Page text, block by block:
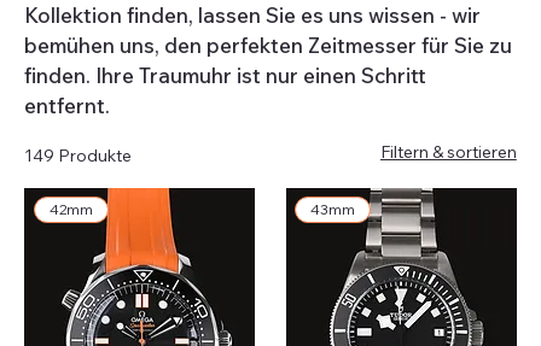
Kollektion finden, lassen Sie es uns wissen - wir
bemühen uns, den perfekten Zeitmesser für Sie zu
finden. Ihre Traumuhr ist nur einen Schritt
entfernt.
149 Produkte Filtern & sortieren
42mm 43mm